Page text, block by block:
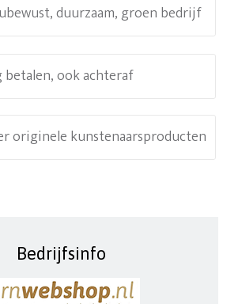
duurzaam, groen bedrijf
betalen, ook achteraf
originele kunstenaarsproducten
Bedrijfsinfo